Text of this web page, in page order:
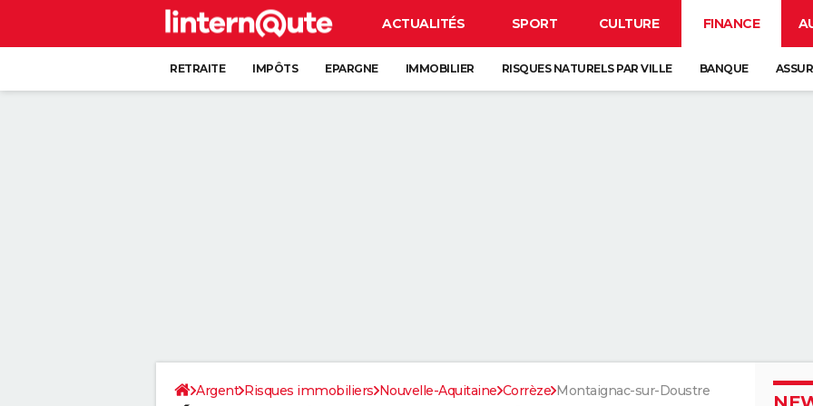
ACTUALITÉS SPORT CULTURE FINANCE
RETRAITE IMPÔTS EPARGNE IMMOBILIER RISQUES NATURELS PAR VILLE BANQUE
Argent Risques immobiliers Nouvelle-Aquitaine Corrèze Montaignac-sur-Doustre